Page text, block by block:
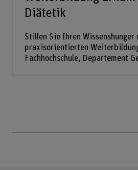
Diätetik
Stillen Sie Ihren Wissenshunger
praxisorientierten
Fachhochschule, Departement